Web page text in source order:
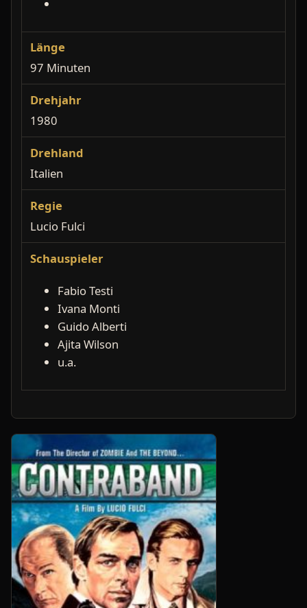
Länge
97 Minuten
Drehjahr
1980
Drehland
Italien
Regie
Lucio Fulci
Schauspieler
Fabio Testi
Ivana Monti
Guido Alberti
Ajita Wilson
u.a.